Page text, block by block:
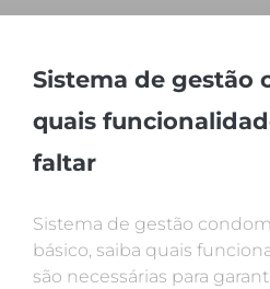
Sistema de gestão
quais
faltar
Sistema de gestão
básico, saiba quais
são necessárias para